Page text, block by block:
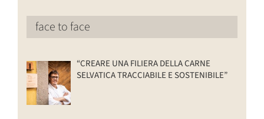
face to face
“CREARE UNA FILIERA DELLA CARNE
SELVATICA TRACCIABILE E SOSTENIBILE”